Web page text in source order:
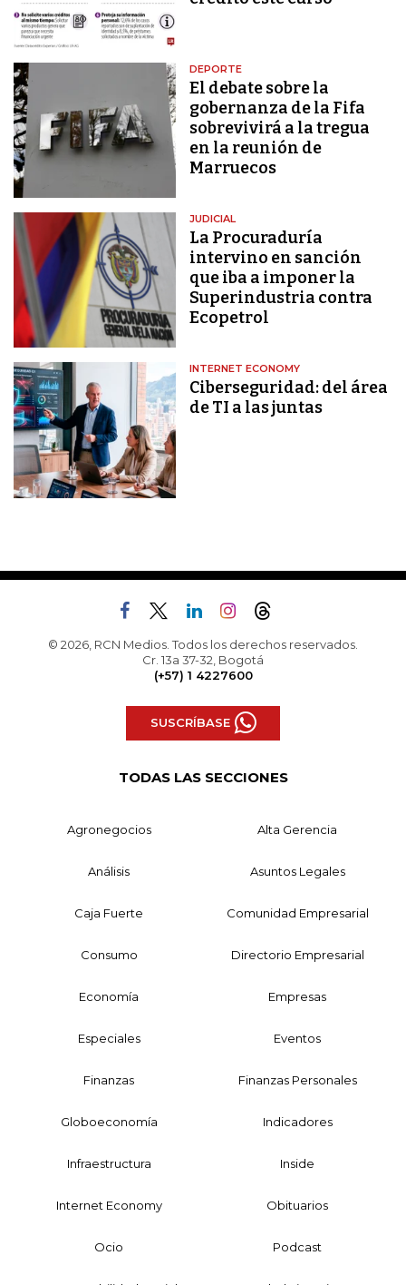
DEPORTE
El debate sobre la
gobernanza de la Fifa
sobrevivirá a la tregua
en la reunión de
Marruecos
JUDICIAL
La Procuraduría
intervino en sanción
que iba a imponer la
Superindustria contra
Ecopetrol
INTERNET ECONOMY
Ciberseguridad: del área
de TI a las juntas
© 2026, RCN Medios. Todos los derechos reservados.
Cr. 13a 37-32, Bogotá
(+57) 1 4227600
SUSCRÍBASE
TODAS LAS SECCIONES
Agronegocios Alta Gerencia
Análisis Asuntos Legales
Caja Fuerte Comunidad Empresarial
Consumo Directorio Empresarial
Economía Empresas
Especiales Eventos
Finanzas Finanzas Personales
Globoeconomía Indicadores
Infraestructura Inside
Internet Economy Obituarios
Ocio Podcast